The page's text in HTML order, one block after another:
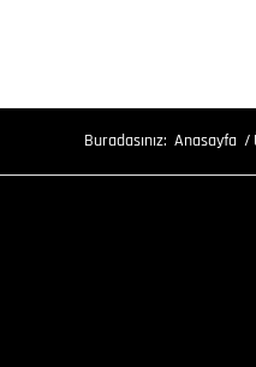
Buradasınız: Anasayfa /